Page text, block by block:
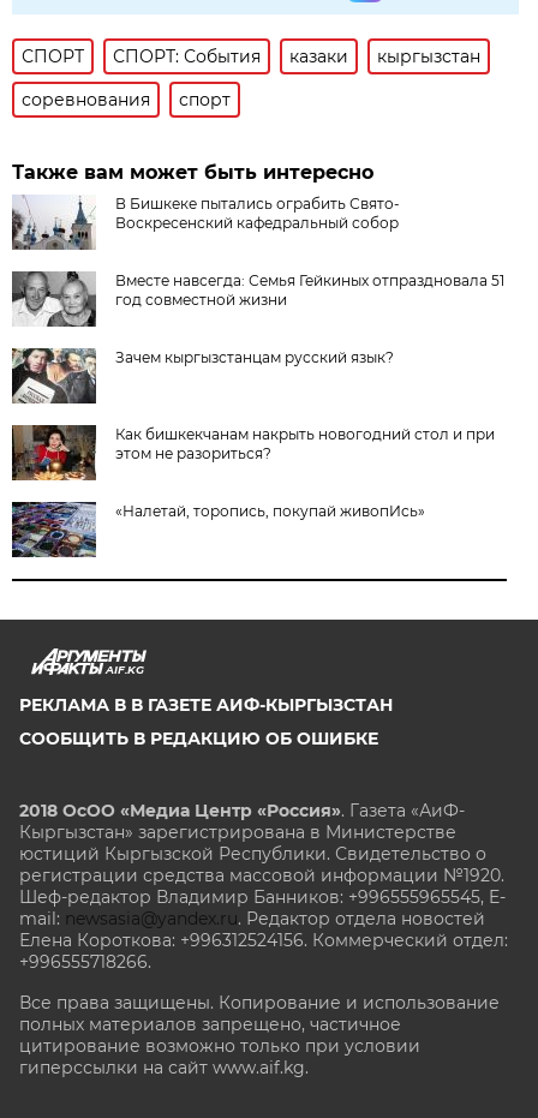
СПОРТ СПОРТ: События казаки
кыргызстан
соревнования
спорт
Также вам может быть интересно
В Бишкеке пытались ограбить Свято-
Воскресенский кафедральный собор
Вместе навсегда: Семья Гейкиных отпраздновала 51
год совместной жизни
Зачем кыргызстанцам русский язык?
Как бишкекчанам накрыть новогодний стол и при
этом не разориться?
«Налетай, торопись, покупай живопИсь»
AIF.KG
РЕКЛАМА В В ГАЗЕТЕ АИФ-КЫРГЫЗСТАН
СООБЩИТЬ В РЕДАКЦИЮ ОБ ОШИБКЕ
2018 ОсОО «Медиа Центр «Россия». Газета «АиФ-
Кыргызстан» зарегистрирована в Министерстве
юстиций Кыргызской Республики. Свидетельство о
регистрации средства массовой информации №1920.
Шеф-редактор Владимир Банников: +996555965545, E-
mail: newsasia@yandex.ru. Редактор отдела новостей
Елена Короткова: +996312524156. Коммерческий отдел:
+996555718266.
Все права защищены. Копирование и использование
полных материалов запрещено, частичное
цитирование возможно только при условии
гиперссылки на сайт www.aif.kg.